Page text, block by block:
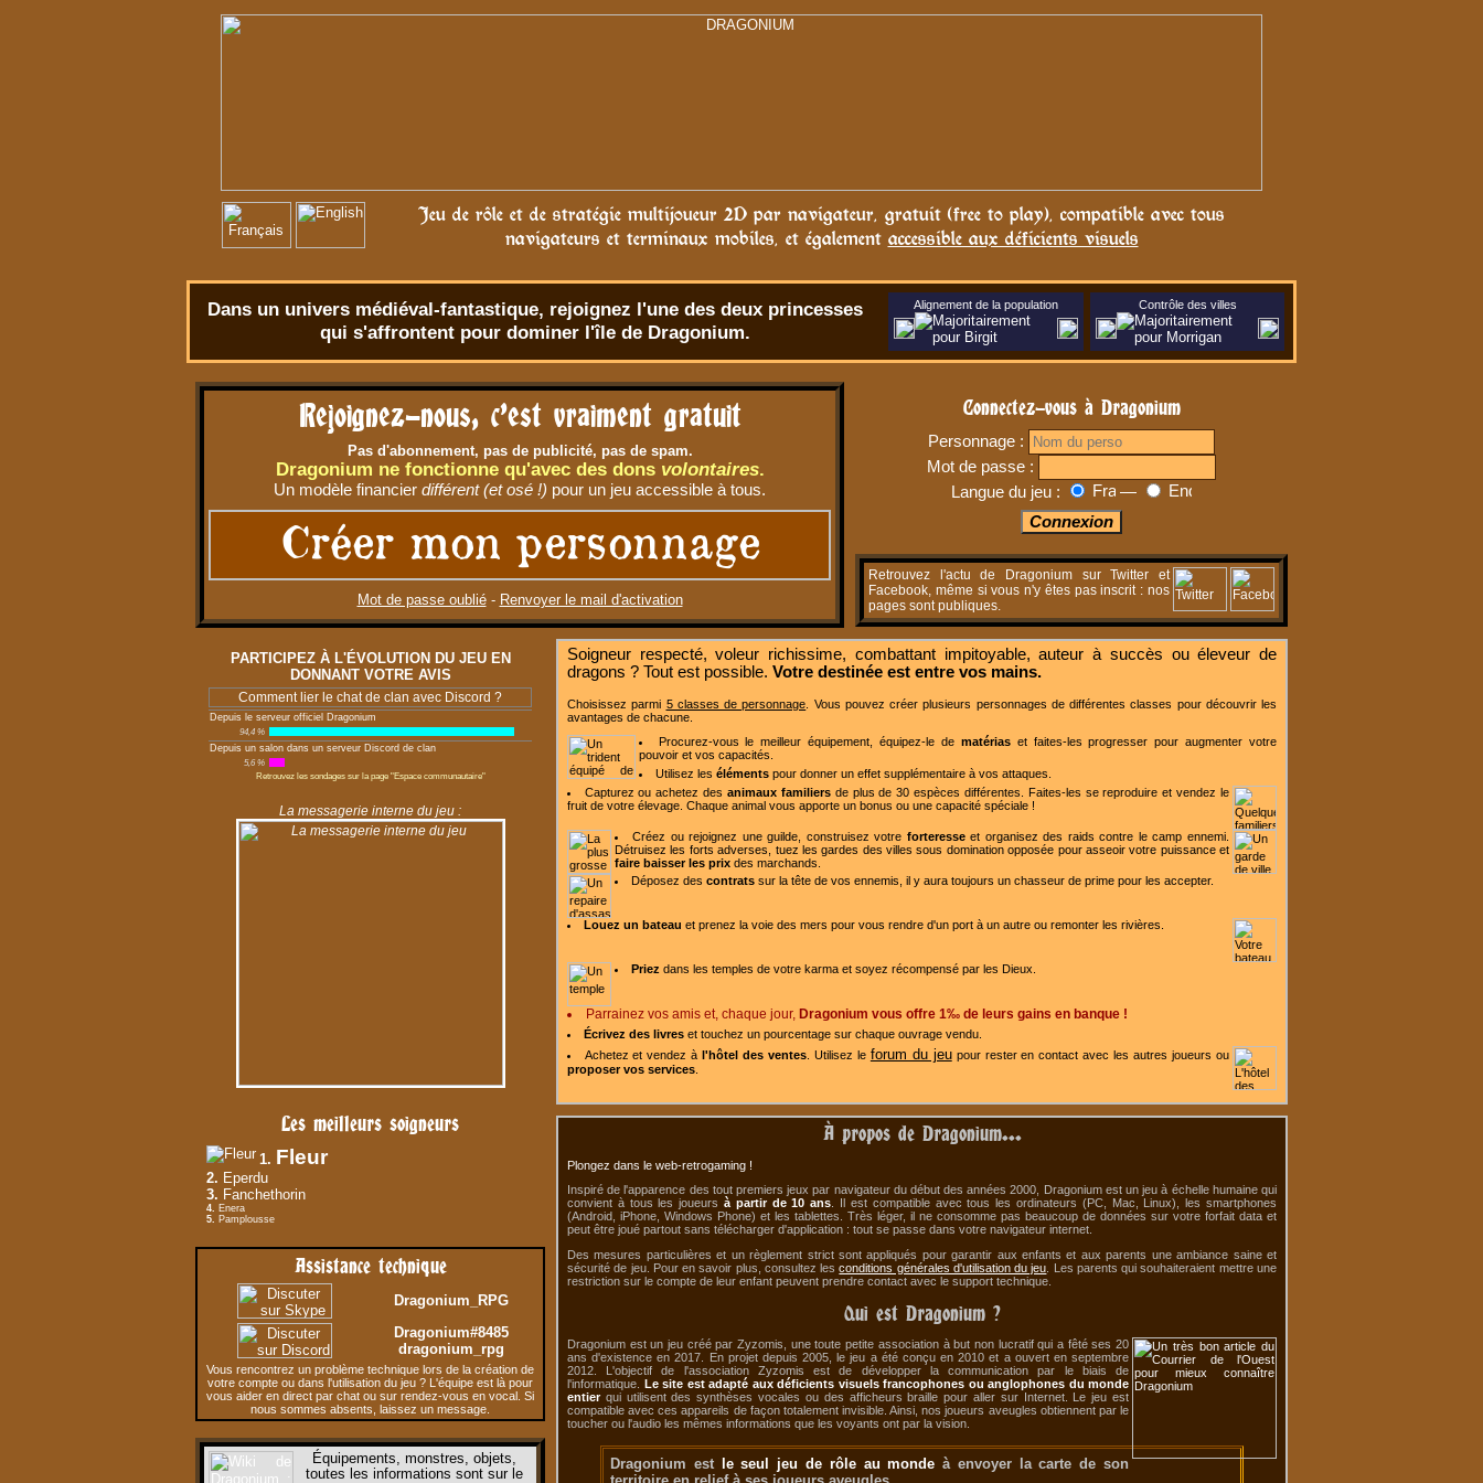
Jeu de rôle et de stratégie multijoueur 2D par navigateur, gratuit (free to play), compatible avec tous
navigateurs et terminaux mobiles, et également accessible aux déficients visuels
Dans un univers médiéval-fantastique, rejoignez l'une des deux princesses
qui s'affrontent pour dominer l'île de Dragonium.
Alignement de la population Contrôle des villes
Rejoignez-nous, c'est vraiment gratuit
Pas d'abonnement, pas de publicité, pas de spam.
Dragonium ne fonctionne qu'avec des dons volontaires.
Un modèle financier différent (et osé !) pour un jeu accessible à tous.
Créer mon personnage
Mot de passe oublié- Renvoyer le mail d'activation
Connectez-vous à Dragonium
Personnage :
Mot de passe :
Langue du jeu :
—
Retrouvez l'actu de Dragonium sur Twitter et
Facebook, même si vous n'y êtes pas inscrit : nos
pages sont publiques.
PARTICIPEZ À L'ÉVOLUTION DU JEU EN
DONNANT VOTRE AVIS
Comment lier le chat de clan avec Discord ?
Depuis le serveur officiel Dragonium
94,4 %
Depuis un salon dans un serveur Discord de clan
5,6 %
Retrouvez les sondages sur la page "Espace communautaire"
La messagerie interne du jeu :
Les meilleurs soigneurs
1. Fleur
2. Eperdu
3. Fanchethorin
4. Enera
5. Pamplousse
Assistance technique
Dragonium_RPG
Dragonium#8485
dragonium_rpg
Vous rencontrez un problème technique lors de la création de
votre compte ou dans l'utilisation du jeu ? L'équipe est là pour
vous aider en direct par chat ou sur rendez-vous en vocal. Si
nous sommes absents, laissez un message.
Équipements, monstres, objets,
toutes les informations sont sur le
Soigneur respecté, voleur richissime, combattant impitoyable, auteur à succès ou éleveur de
dragons ? Tout est possible. Votre destinée est entre vos mains.
Choisissez parmi 5 classes de personnage . Vous pouvez créer plusieurs personnages de différentes classes pour découvrir les
avantages de chacune.
Procurez-vous le meilleur équipement, équipez-le de matériaset faites-les progresser pour augmenter votre
pouvoir et vos capacités.
Utilisez les élémentspour donner un effet supplémentaire à vos attaques.
Capturez ou achetez des animaux familiersde plus de 30 espèces différentes. Faites-les se reproduire et vendez le
fruit de votre élevage . Chaque animal vous apporte un bonus ou une capacité spéciale !
Créez ou rejoignez une guilde, construisez votre forteresseet organisez des raids contre le camp ennemi.
Détruisez les forts adverses, tuez les gardes des villes sous domination opposée pour asseoir votre puissance et
faire baisser les prix des marchands.
Déposez des contratssur la tête de vos ennemis, il y aura toujours un chasseur de prime pour les accepter.
Louez un bateau et prenez la voie des mers pour vous rendre d'un port à un autre ou remonter les rivières.
Priez dans les temples de votre karma et soyez récompensé par les Dieux.
Parrainez vos amis et, chaque jour, Dragonium vous offre 1‰ de leurs gains en banque !
Écrivez des livreset touchez un pourcentage sur chaque ouvrage vendu.
Achetez et vendez à l'hôtel des ventes . Utilisez le forum du jeupour rester en contact avec les autres joueurs ou
proposer vos services
À propos de Dragonium...
Plongez dans le web-retrogaming !
Inspiré de l'apparence des tout premiers jeux par navigateur du début des années 2000, Dragonium est un jeu à échelle humaine qui
convient à tous les joueursà partir de 10 ans . Il est compatible avec tous les ordinateurs (PC, Mac, Linux), les smartphones
(Android, iPhone, Windows Phone) et les tablettes. Très léger, il ne consomme pas beaucoup de données sur votre forfait data et
peut être joué partout sans télécharger d'application : tout se passe dans votre navigateur internet.
Des mesures particulières et un règlement strict sont appliqués pour garantir aux enfants et aux parents une ambiance saine et
sécurité de jeu. Pour en savoir plus, consultez lesconditions générales d'utilisation du jeu . Les parents qui souhaiteraient mettre une
restriction sur le compte de leur enfant peuvent prendre contact avec le support technique.
Qui est Dragonium ?
Dragonium est un jeu créé par Zyzomis, une toute petite association à but non lucratif qui a fêté ses 20
ans d'existence en 2017. En projet depuis 2005, le jeu a été conçu en 2010 et a ouvert en septembre
2012. L'objectif de l'association Zyzomis est de développer la communication par le biais de
l'informatique.
Le site est adapté aux déficients visuels francophones ou anglophones du monde
entierqui utilisent des synthèses vocales ou des afficheurs braille pour aller sur Internet. Le jeu est
compatible avec ces appareils de façon totalement invisible. Ainsi, nos joueurs aveugles obtiennent par le
toucher ou l'audio les mêmes informations que les voyants ont par la vision.
Dragonium est le seul jeu de rôle au monde à envoyer la carte de son